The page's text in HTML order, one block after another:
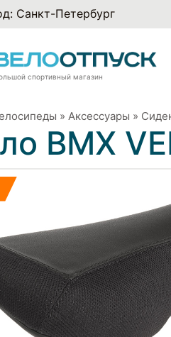
Санкт-Петербург
спортивный магазин
» Аксессуары »
BMX